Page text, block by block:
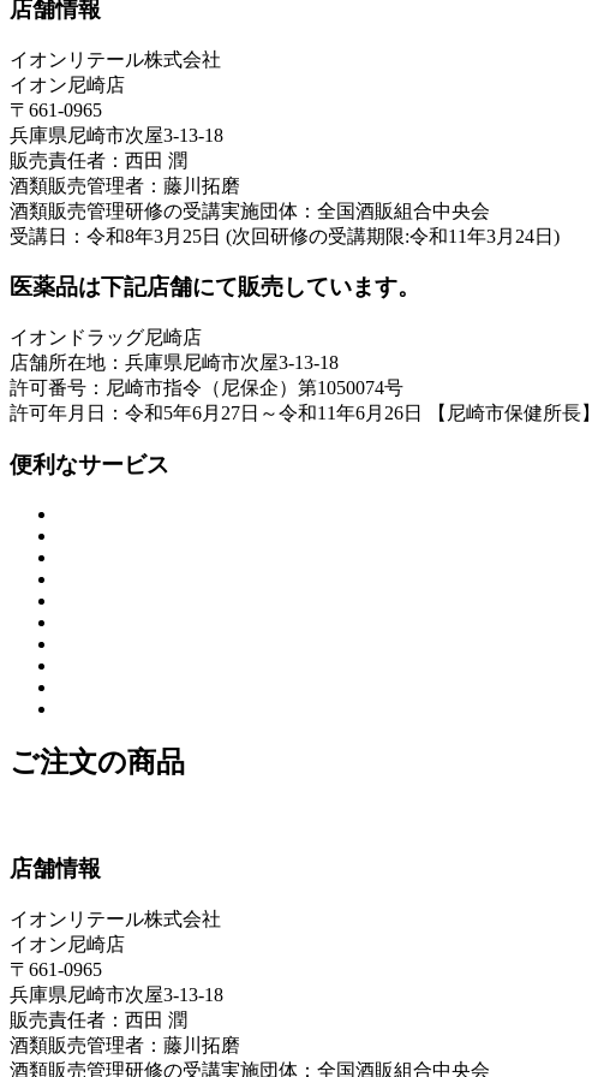
店舗情報
イオンリテール株式会社
イオン尼崎店
〒661-0965
兵庫県尼崎市次屋3-13-18
販売責任者：西田 潤
酒類販売管理者：藤川拓磨
酒類販売管理研修の受講実施団体：全国酒販組合中央会
受講日：令和8年3月25日 (次回研修の受講期限:令和11年3月24日)
医薬品は下記店舗にて販売しています。
イオンドラッグ尼崎店
店舗所在地：兵庫県尼崎市次屋3-13-18
許可番号：尼崎市指令（尼保企）第1050074号
許可年月日：令和5年6月27日～令和11年6月26日 【尼崎市保健所長】
便利なサービス
ご注文の商品
店舗情報
イオンリテール株式会社
イオン尼崎店
〒661-0965
兵庫県尼崎市次屋3-13-18
販売責任者：西田 潤
酒類販売管理者：藤川拓磨
酒類販売管理研修の受講実施団体：全国酒販組合中央会